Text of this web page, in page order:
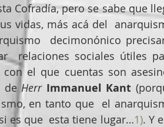
Cofradía, pero se sabe que
vidas, más acá del
decimonónico
relaciones sociales útiles
el que cuentas son
de Herr Immanuel Kant
en tanto que  el
es que  esta tiene lugar…1). Y